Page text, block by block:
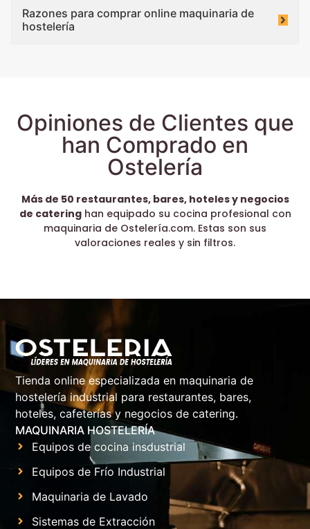
Razones para comprar online maquinaria de
hostelería
Opiniones de Clientes que
han Comprado en
Ostelería
Más de 50 restaurantes, bares, hoteles y negocios
de cateringhan equipado su cocina profesional con
maquinaria de Ostelería.com. Estas son sus
valoraciones reales y sin filtros.
Tienda online especializada en maquinaria de
hostelería industrial para restaurantes, bares,
hoteles, cafeterías y negocios de catering.
MAQUINARIA HOSTELERÍA
Equipos de cocina insdustrial
Equipos de Frío Industrial
Maquinaria de Lavado
Sistemas de Extracción